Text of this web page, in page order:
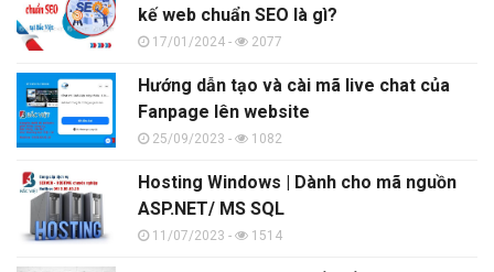
kế web chuẩn SEO là gì?
17/01/2024 - 2077
Hướng dẫn tạo và cài mã live chat của
Fanpage lên website
25/09/2023 - 1082
Hosting Windows | Dành cho mã nguồn
ASP.NET/ MS SQL
11/07/2023 - 1514